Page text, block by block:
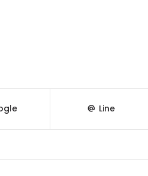
Line